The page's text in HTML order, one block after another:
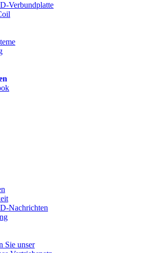
Verbundplatte
Nachrichten
Sie unser